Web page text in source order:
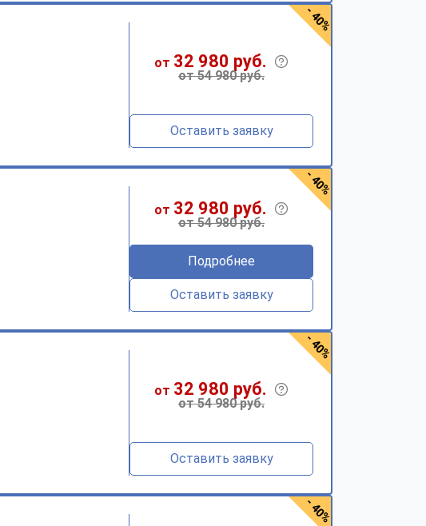
от 32 980 руб.
от 54 980 руб.
Оставить заявку
- 40%
от 32 980 руб.
от 54 980 руб.
Подробнее
Оставить заявку
- 40%
от 32 980 руб.
от 54 980 руб.
Оставить заявку
- 40%
- 40%